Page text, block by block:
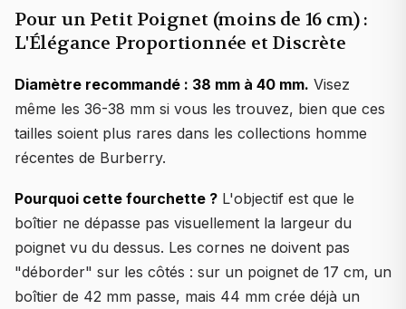
Pour un Petit Poignet (moins de 16 cm) :
L'Élégance Proportionnée et Discrète
Diamètre recommandé : 38 mm à 40 mm. Visez
même les 36-38 mm si vous les trouvez, bien que ces
tailles soient plus rares dans les collections homme
récentes de Burberry.
Pourquoi cette fourchette ? L'objectif est que le
boîtier ne dépasse pas visuellement la largeur du
poignet vu du dessus. Les cornes ne doivent pas
"déborder" sur les côtés : sur un poignet de 17 cm, un
boîtier de 42 mm passe, mais 44 mm crée déjà un